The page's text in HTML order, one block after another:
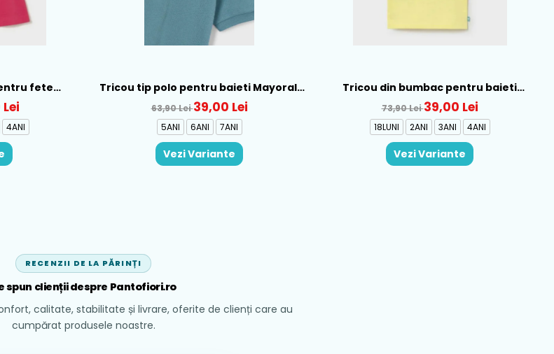
fete
069
4ANI
Tricou tip polo pentru baieti Mayoral,
Verde - 150-12
63,90 Lei39,00 Lei
5ANI 6ANI 7ANI
Vezi Variante
Tricou din bumbac pentru baieti
Mayoral, Galben - 1015-22
73,90 Lei39,00 Lei
18LUNI 2ANI 3ANI 4ANI
Vezi Variante
RECENZII DE LA PĂRINȚI
spun clienții despre Pantofiori.ro
calitate, stabilitate și livrare, oferite de clienți care au
cumpărat produsele noastre.